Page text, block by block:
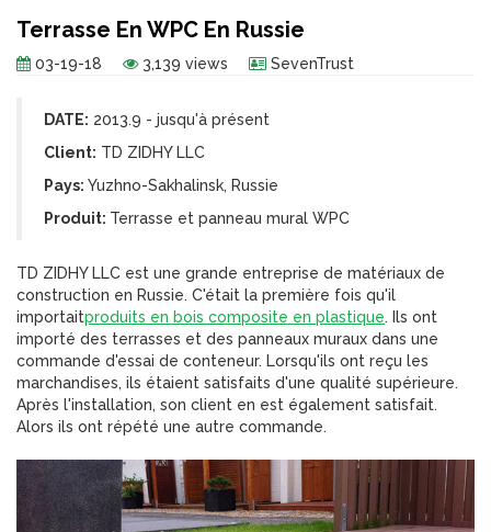
Terrasse En WPC En Russie
03-19-18 3,139 views SevenTrust
DATE: 2013.9 - jusqu'à présent
Client: TD ZIDHY LLC
Pays: Yuzhno-Sakhalinsk, Russie
Produit: Terrasse et panneau mural WPC
TD ZIDHY LLC est une grande entreprise de matériaux de
construction en Russie. C'était la première fois qu'il
importaitproduits en bois composite en plastique. Ils ont
importé des terrasses et des panneaux muraux dans une
commande d'essai de conteneur. Lorsqu'ils ont reçu les
marchandises, ils étaient satisfaits d'une qualité supérieure.
Après l'installation, son client en est également satisfait.
Alors ils ont répété une autre commande.